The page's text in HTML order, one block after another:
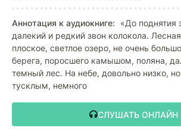
Аннотация к аудиокниге:
«До поднятия
далекий и редкий звон колокола.
плоское, светлое озеро, не очень
берега, поросшего камышом, поляна,
темный лес. На небе, довольно низко,
тусклым, немного
СЛУШАТЬ ОНЛАЙН